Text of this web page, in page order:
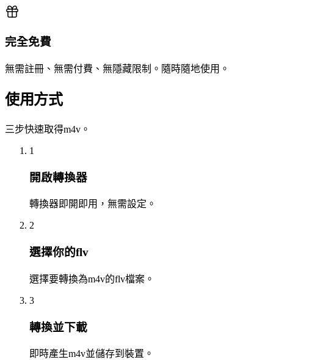
完全免費
無需註冊、無需付費、無隱藏限制。隨時隨地使用。
使用方式
三步快速取得m4v。
1
開啟轉換器
轉換器即開即用，無需設定。
2
選擇你的flv
選擇要轉換為m4v的flv檔案。
3
轉換並下載
即時產生m4v並儲存到裝置。